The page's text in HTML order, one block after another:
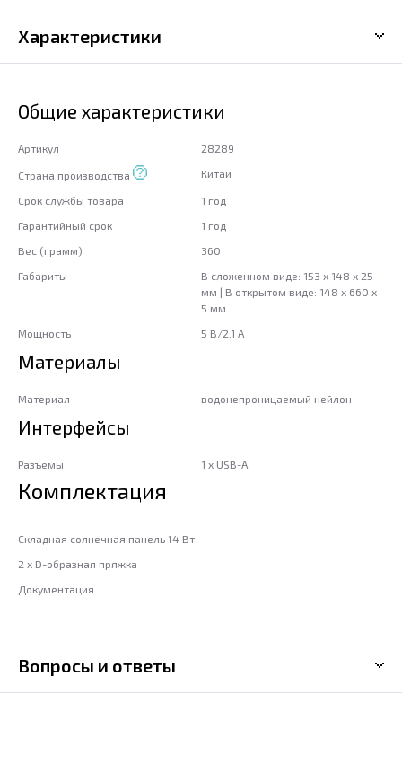
Характеристики
Общие характеристики
Артикул 28289
Страна производства Китай
Срок службы товара
1 год
Гарантийный срок
1 год
Вес (грамм)
360
Габариты
В сложенном виде: 153 х 148 х 25
мм | В открытом виде: 148 х 660 х
5 мм
Мощность
5 В/2.1 А
Материалы
Материал водонепроницаемый нейлон
Интерфейсы
Разъемы 1 x USB-A
Комплектация
Складная солнечная панель 14 Вт
2 х D-образная пряжка
Документация
Вопросы и ответы